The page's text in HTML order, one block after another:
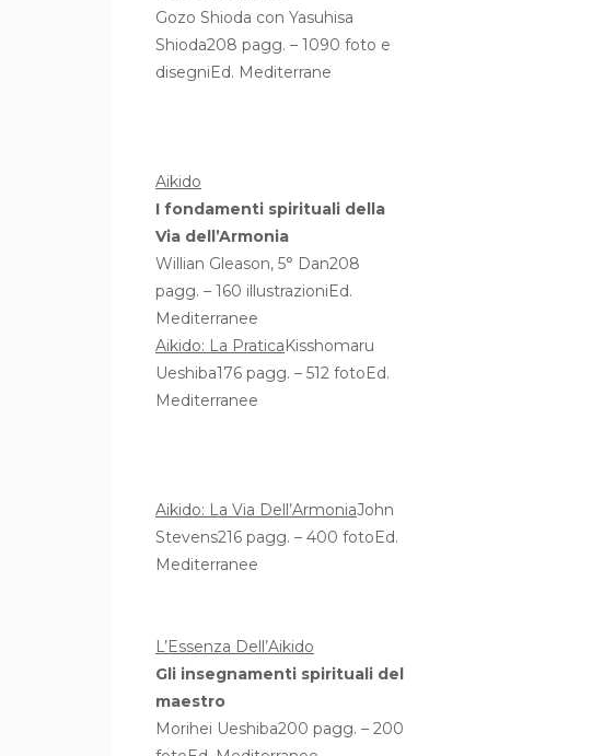
Gozo Shioda con Yasuhisa
Shioda208 pagg. – 1090 foto e
disegniEd. Mediterrane
Aikido
I fondamenti spirituali della
Via dell’Armonia
Willian Gleason, 5° Dan208
pagg. – 160 illustrazioniEd.
Mediterranee
Aikido: La PraticaKisshomaru
Ueshiba176 pagg. – 512 fotoEd.
Mediterranee
Aikido: La Via Dell’ArmoniaJohn
Stevens216 pagg. – 400 fotoEd.
Mediterranee
L’Essenza Dell’Aikido
Gli insegnamenti spirituali del
maestro
Morihei Ueshiba200 pagg. – 200